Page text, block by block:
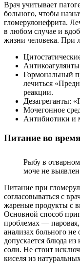
Врач учитывает
больного, чтобы
гломерулонефрита.
в любом случае и
жизни человека. При
Гормональный
лечиться
реакции.
Дезагреганты:
Мочегонное
Антибиотики и
Питание во
Рыбу в
моче не
Питание при
согласовываться с
жареные продукты с
Основной способ
проблемах —
анализах больного
допускается блюда
соли. Не стоит
киселя из